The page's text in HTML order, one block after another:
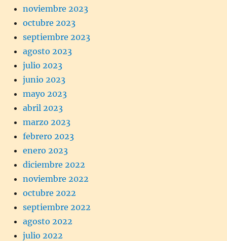
noviembre 2023
octubre 2023
septiembre 2023
agosto 2023
julio 2023
junio 2023
mayo 2023
abril 2023
marzo 2023
febrero 2023
enero 2023
diciembre 2022
noviembre 2022
octubre 2022
septiembre 2022
agosto 2022
julio 2022